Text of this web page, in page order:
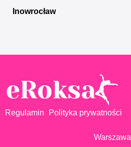
Inowrocław
Regulamin Polityka prywatności
Warszawa